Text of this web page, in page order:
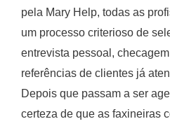
pela Mary Help, todas as
um processo criterioso de
entrevista pessoal,
referências de clientes já
Depois que passam a ser
certeza de que as faxineiras